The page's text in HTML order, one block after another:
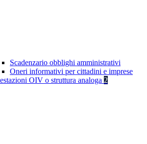
Scadenzario obblighi amministrativi
Oneri informativi per cittadini e imprese
OIV o struttura analoga 2